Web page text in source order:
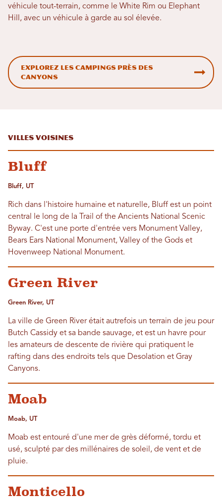
véhicule tout-terrain, comme le White Rim ou Elephant
Hill, avec un véhicule à garde au sol élevée.
Explorez les campings près des
canyons
Villes voisines
Bluff
Bluff, UT
Rich dans l'histoire humaine et naturelle, Bluff est un point
central le long de la Trail of the Ancients National Scenic
Byway. C'est une porte d'entrée vers Monument Valley,
Bears Ears National Monument, Valley of the Gods et
Hovenweep National Monument.
Green River
Green River, UT
La ville de Green River était autrefois un terrain de jeu pour
Butch Cassidy et sa bande sauvage, et est un havre pour
les amateurs de descente de rivière qui pratiquent le
rafting dans des endroits tels que Desolation et Gray
Canyons.
Moab
Moab, UT
Moab est entouré d'une mer de grès déformé, tordu et
usé, sculpté par des millénaires de soleil, de vent et de
pluie.
Monticello